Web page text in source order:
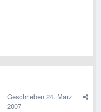
Geschrieben 24. März
2007